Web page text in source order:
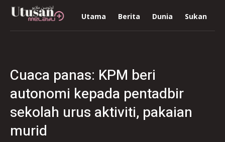
Utama Berita Dunia Sukan
Cuaca panas: KPM beri
autonomi kepada pentadbir
sekolah urus aktiviti, pakaian
murid